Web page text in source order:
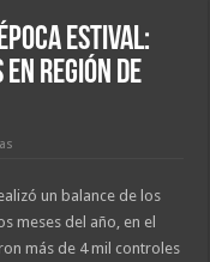
estival:
región de
un balance de los
meses del año, en el
más de 4 mil controles